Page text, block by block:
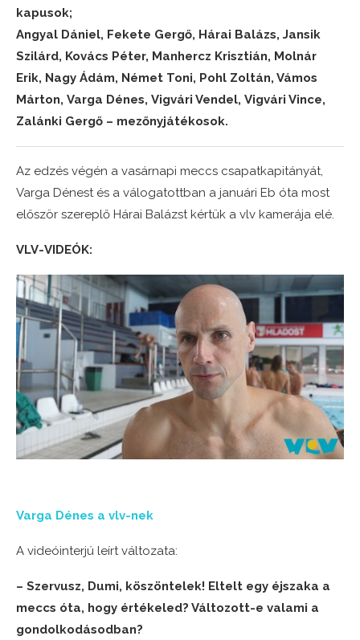
kapusok;
Angyal Dániel, Fekete Gergő, Hárai Balázs, Jansik
Szilárd, Kovács Péter, Manhercz Krisztián, Molnár
Erik, Nagy Ádám, Német Toni, Pohl Zoltán, Vámos
Márton, Varga Dénes, Vigvári Vendel, Vigvári Vince,
Zalánki Gergő – mezőnyjátékosok.
Az edzés végén a vasárnapi meccs csapatkapitányát,
Varga Dénest és a válogatottban a januári Eb óta most
először szereplő Hárai Balázst kértük a vlv kamerája elé.
VLV-VIDEÓK:
Varga Dénes a vlv-nek
A videóinterjú leírt változata:
– Szervusz, Dumi, köszöntelek! Eltelt egy éjszaka a
meccs óta, hogy értékeled? Változott-e valami a
gondolkodásodban?